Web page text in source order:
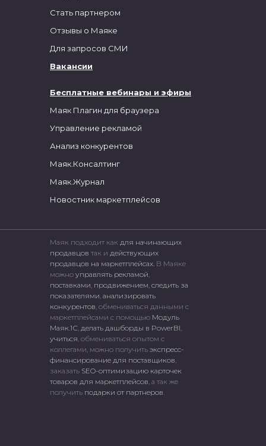
Бесплатные вебинары и эфиры
Маяк Плагин для браузера
Управление рекламой
Анализ конкурентов
Маяк.Консалтинг
Маяк.Журнал
Новостник маркетплейсов
Стать партнером
Отзывы о Маяке
Для запросов СМИ
Вакансии
Маяк подходит как для начинающих
продавцов так и действующих
продавцов на маркетплейсах. В Маяке
можно управлять рекламой
поставками продвижением следить за
показателями анализировать
конкурентов , обмениваться данными с
маркетплейсами c помощью Модуль
Маяк.1С делать дашборды в PowerBI
учиться , обмениваться опытом с
коллегами, можно получить экспресс-
финансирование для поставщиков
заказать SEO-оптимизацию карточек
товаров для маркетплейсов , а так же
получить подарки от партнеров